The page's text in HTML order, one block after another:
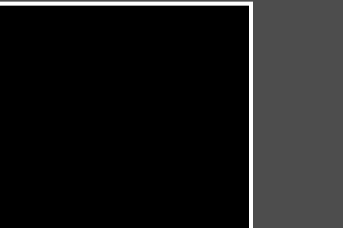
Au service du but de notre